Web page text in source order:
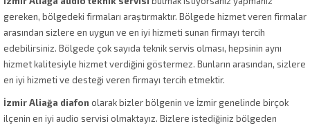
gereken, bölgedeki firmaları araştırmaktır. Bölgede hizmet veren firmalar
arasından sizlere en uygun ve en iyi hizmeti sunan firmayı tercih
edebilirsiniz. Bölgede çok sayıda teknik servis olması, hepsinin aynı
hizmet kalitesiyle hizmet verdiğini göstermez. Bunların arasından, sizlere
en iyi hizmeti ve desteği veren firmayı tercih etmektir.
İzmir Aliağa diafon olarak bizler bölgenin ve İzmir genelinde birçok
ilçenin en iyi audio servisi olmaktayız. Bizlere istediğiniz bölgeden